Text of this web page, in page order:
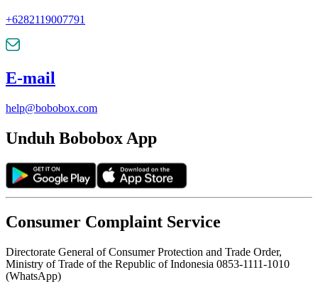
+6282119007791
E-mail
help@bobobox.com
Unduh Bobobox App
Consumer Complaint Service
Directorate General of Consumer Protection and Trade Order,
Ministry of Trade of the Republic of Indonesia 0853-1111-1010
(WhatsApp)